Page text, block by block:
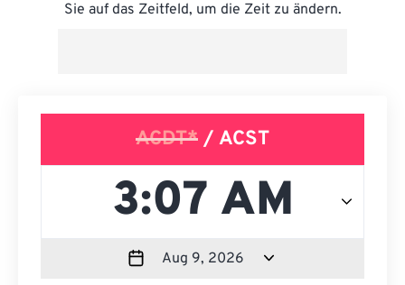
Sie auf das Zeitfeld, um die Zeit zu ändern.
ACDT* / ACST